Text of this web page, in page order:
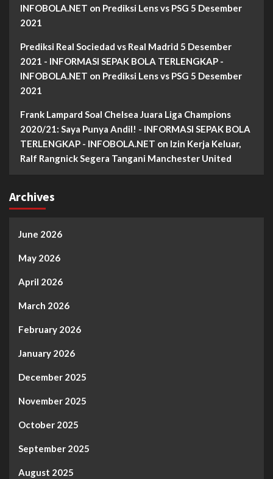
INFOBOLA.NET on Prediksi Lens vs PSG 5 Desember
2021
Prediksi Real Sociedad vs Real Madrid 5 Desember
2021 - INFORMASI SEPAK BOLA TERLENGKAP -
INFOBOLA.NET on Prediksi Lens vs PSG 5 Desember
2021
Frank Lampard Soal Chelsea Juara Liga Champions
2020/21: Saya Punya Andil! - INFORMASI SEPAK BOLA
TERLENGKAP - INFOBOLA.NET on Izin Kerja Keluar,
Ralf Rangnick Segera Tangani Manchester United
Archives
June 2026
May 2026
April 2026
March 2026
February 2026
January 2026
December 2025
November 2025
October 2025
September 2025
August 2025